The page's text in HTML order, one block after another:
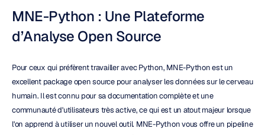
MNE-Python : Une Plateforme
d’Analyse Open Source
Pour ceux qui préfèrent travailler avec Python, MNE-Python est un
excellent package open source pour analyser les données sur le cerveau
humain. Il est connu pour sa documentation complète et une
communauté d'utilisateurs très active, ce qui est un atout majeur lorsque
l'on apprend à utiliser un nouvel outil. MNE-Python vous offre un pipeline